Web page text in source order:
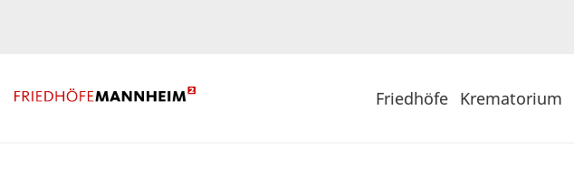
Friedhöfe Krematorium